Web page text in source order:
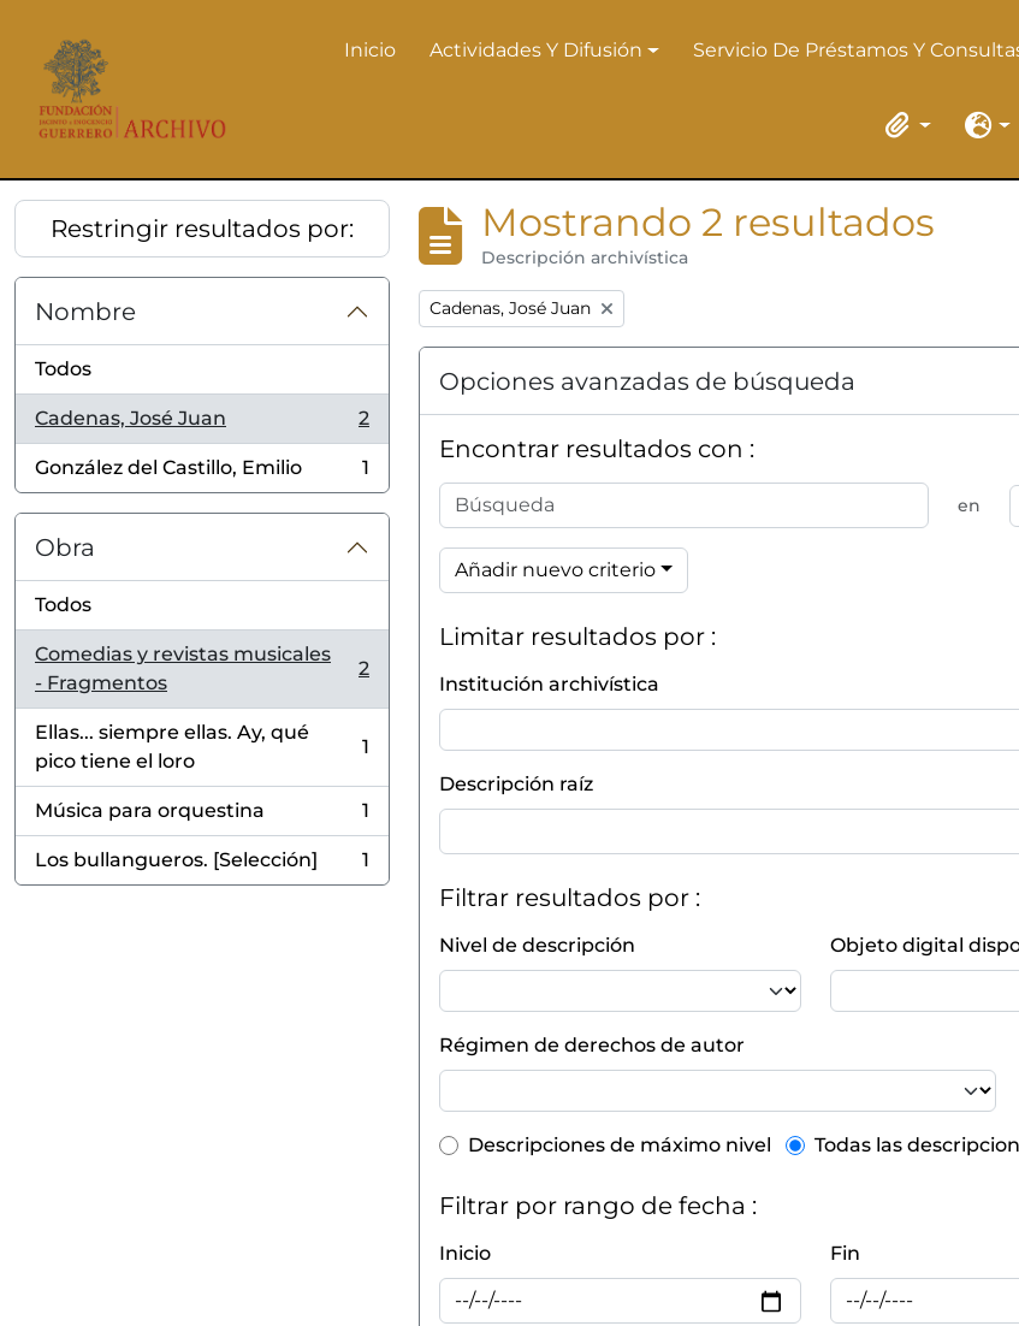
Inicio Actividades Y Difusión
Actividades Y Difusión
Servicio De Préstamos Y
Portapapeles
Idioma
Restringir resultados por:
Nombre
Todos
Cadenas, José Juan
, 2 resultados
2
González del Castillo, Emilio
, 1 resultados
1
Obra
Todos
Comedias y revistas musicales
- Fragmentos
, 2 resultados
2
Ellas... siempre ellas. Ay, qué
pico tiene el loro
, 1 resultados
1
Música para orquestina
, 1 resultados
1
Los bullangueros. [Selección]
, 1 resultados
1
Mostrando 2 resultados
Descripción archivística
Remove filter:
Cadenas, José Juan
Opciones avanzadas de búsqueda
Encontrar resultados con :
en
Añadir nuevo criterio
Limitar resultados por :
Institución archivística
Descripción raíz
Filtrar resultados por :
Nivel de descripción Objeto digital
Régimen de derechos de autor
Top-level description filter
Descripciones de máximo nivel Todas las
Filtrar por rango de fecha :
Inicio Fin